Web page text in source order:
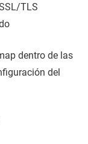
TLS
dentro de las
del